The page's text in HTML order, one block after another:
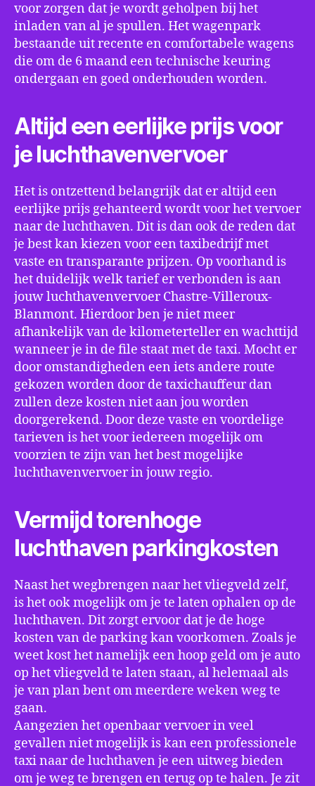
voor zorgen dat je wordt geholpen bij het
inladen van al je spullen. Het wagenpark
bestaande uit recente en comfortabele wagens
die om de 6 maand een technische keuring
ondergaan en goed onderhouden worden.
Altijd een eerlijke prijs voor
je luchthavenvervoer
Het is ontzettend belangrijk dat er altijd een
eerlijke prijs gehanteerd wordt voor het vervoer
naar de luchthaven. Dit is dan ook de reden dat
je best kan kiezen voor een taxibedrijf met
vaste en transparante prijzen. Op voorhand is
het duidelijk welk tarief er verbonden is aan
jouw luchthavenvervoer Chastre-Villeroux-
Blanmont. Hierdoor ben je niet meer
afhankelijk van de kilometerteller en wachttijd
wanneer je in de file staat met de taxi. Mocht er
door omstandigheden een iets andere route
gekozen worden door de taxichauffeur dan
zullen deze kosten niet aan jou worden
doorgerekend. Door deze vaste en voordelige
tarieven is het voor iedereen mogelijk om
voorzien te zijn van het best mogelijke
luchthavenvervoer in jouw regio.
Vermijd torenhoge
luchthaven parkingkosten
Naast het wegbrengen naar het vliegveld zelf,
is het ook mogelijk om je te laten ophalen op de
luchthaven. Dit zorgt ervoor dat je de hoge
kosten van de parking kan voorkomen. Zoals je
weet kost het namelijk een hoop geld om je auto
op het vliegveld te laten staan, al helemaal als
je van plan bent om meerdere weken weg te
gaan.
Aangezien het openbaar vervoer in veel
gevallen niet mogelijk is kan een professionele
taxi naar de luchthaven je een uitweg bieden
om je weg te brengen en terug op te halen. Je zit